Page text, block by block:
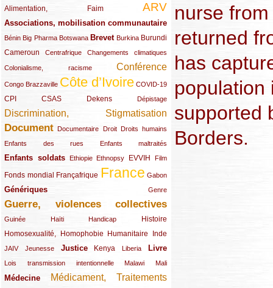
Alimentation, Faim
(48/289) ARV
(203/289)
Associations, mobilisation communautaire
(65/289)
Bénin
(13/289)Big Pharma
(16/289) Botswana
(9/289) Brevet
(83/289) Burkina
(18/289) Burundi
(30/289)
Cameroun
(47/289) Centrafrique
(23/289) Changements climatiques
(10/289)
Colonialisme, racisme
(19/289) Conférence
(118/289)
Congo Brazzaville
(24/289) Côte d’Ivoire
(263/289) COVID-19
(13/289)
CPI
(48/289) CSAS
(32/289) Dekens
(29/289) Dépistage
(19/289)
Discrimination, Stigmatisation
(131/289)
Document
(145/289) Documentaire
(9/289) Droit
(20/289) Droits humains
(22/289)
Enfants des rues
(21/289) Enfants maltraités
(10/289)
Enfants soldats
(68/289) Ethiopie
(12/289) Ethnopsy
(15/289) EVVIH
(55/289) Film
(22/289)
Fonds mondial
(48/289) Françafrique
(39/289) France
(289/289) Gabon
(12/289)
Génériques
(59/289) Genre
(22/289)
Guerre, violences collectives
(149/289)
Guinée
(12/289) Haïti
(15/289) Handicap
(10/289) Histoire
(49/289)
Homosexualité, Homophobie
(44/289) Humanitaire
(47/289) Inde
(34/289)
JAIV
(10/289)Jeunesse
(21/289) Justice
(65/289) Kenya
(35/289) Liberia
(25/289) Livre
(62/289)
Lois transmission intentionnelle
(24/289) Malawi
(11/289) Mali
(21/289)
Médecine
(62/289) Médicament, Traitements
(142/289)
nurse
returned
has
population
supported
Borders.